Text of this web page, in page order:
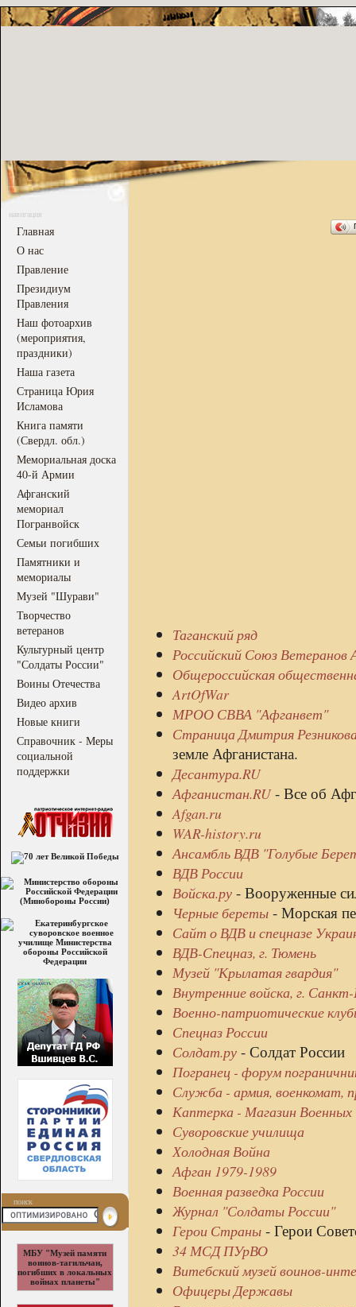
навигация
Главная
О нас
Правление
Президиум
Правления
Наш фотоархив
(мероприятия,
праздники)
Наша газета
Страница Юрия
Исламова
Книга памяти
(Свердл. обл.)
Мемориальная доска
40-й Армии
Афганский
мемориал
Погранвойск
Семьи погибших
Памятники и
мемориалы
Музей "Шурави"
Творчество
ветеранов
Культурный центр
"Солдаты России"
Воины Отечества
Видео архив
Новые книги
Справочник - Меры
социальной
поддержки
поиск
МБУ "Музей памяти
воинов-тагильчан,
погибших в локальных
войнах планеты"
Таганский ряд
Российский Союз Ветеранов
Общероссийская
ArtOfWar
МРОО СВВА "Афганвет"
Страница Дмитрия
земле Афганистана.
Десантура.RU
Афганистан.RU- Все об
Afgan.ru
WAR-history.ru
Ансамбль ВДВ "Голубые
ВДВ России
Войска.ру - Вооруженные
Черные береты - Морская
Сайт о ВДВ и спецназе
ВДВ-Спецназ, г. Тюмень
Музей "Крылатая гвардия"
Внутренние войска, г.
Военно-патриотические
Спецназ России
Солдат.ру - Солдат России
Погранец - форум
Служба - армия, военкомат,
Каптерка - Магазин Военных
Суворовские училища
Холодная Война
Афган 1979-1989
Военная разведка России
Журнал "Солдаты России"
Герои Страны - Герои
34 МСД ПУрВО
Витебский музей воинов-
Офицеры Державы